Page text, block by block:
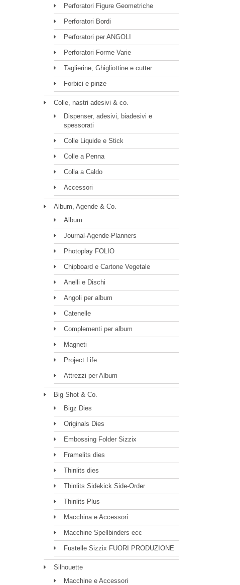
Perforatori Figure Geometriche
Perforatori Bordi
Perforatori per ANGOLI
Perforatori Forme Varie
Taglierine, Ghigliottine e cutter
Forbici e pinze
Colle, nastri adesivi & co.
Dispenser, adesivi, biadesivi e
spessorati
Colle Liquide e Stick
Colle a Penna
Colla a Caldo
Accessori
Album, Agende & Co.
Album
Journal-Agende-Planners
Photoplay FOLIO
Chipboard e Cartone Vegetale
Anelli e Dischi
Angoli per album
Catenelle
Complementi per album
Magneti
Project Life
Attrezzi per Album
Big Shot & Co.
Bigz Dies
Originals Dies
Embossing Folder Sizzix
Framelits dies
Thinlits dies
Thinlits Sidekick Side-Order
Thinlits Plus
Macchina e Accessori
Macchine Spellbinders ecc
Fustelle Sizzix FUORI PRODUZIONE
Silhouette
Macchine e Accessori